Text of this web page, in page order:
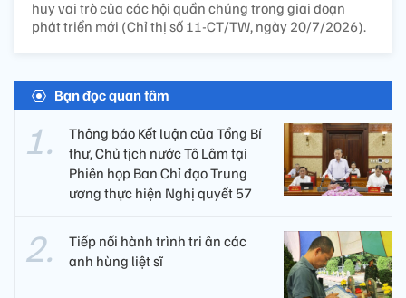
huy vai trò của các hội quần chúng trong giai đoạn
phát triển mới (Chỉ thị số 11-CT/TW, ngày 20/7/2026).
Bạn đọc quan tâm
Thông báo Kết luận của Tổng Bí
thư, Chủ tịch nước Tô Lâm tại
Phiên họp Ban Chỉ đạo Trung
ương thực hiện Nghị quyết 57
Tiếp nối hành trình tri ân các
anh hùng liệt sĩ ​